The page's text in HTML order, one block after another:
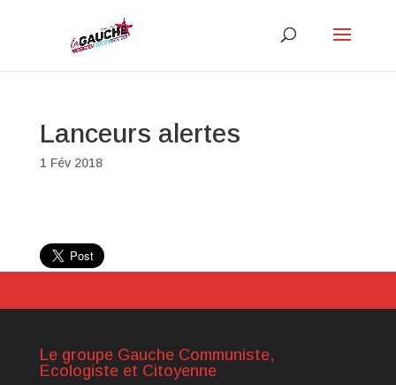
Lanceurs alertes
1 Fév 2018
Le groupe Gauche Communiste,
Ecologiste et Citoyenne